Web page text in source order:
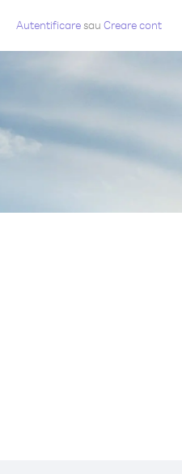
Autentificaresau Creare cont